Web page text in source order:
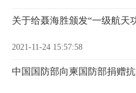
关于给聂海胜颁发“一级航天
2021-11-24 15:57:58
中国国防部向柬国防部捐赠